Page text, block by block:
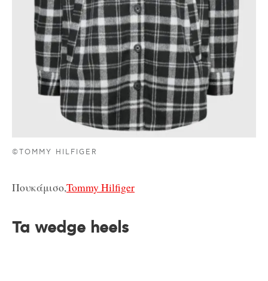
©TOMMY HILFIGER
Πουκάμισο,Tommy Hilfiger
Τα wedge heels